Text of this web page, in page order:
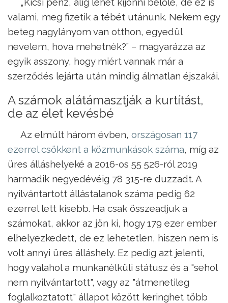
valami, meg fizetik a tébét utánunk. Nekem egy
beteg nagylányom van otthon, egyedül
nevelem, hova mehetnék?” – magyarázza az
egyik asszony, hogy miért vannak már a
szerződés lejárta után mindig álmatlan éjszakái.
A számok alátámasztják a kurtítást,
de az élet kevésbé
Az elmúlt három évben, országosan 117
ezerrel csökkent a közmunkások száma, míg az
üres álláshelyeké a 2016-os 55 526-ról 2019
harmadik negyedévéig 78 315-re duzzadt. A
nyilvántartott állástalanok száma pedig 62
ezerrel lett kisebb. Ha csak összeadjuk a
számokat, akkor az jön ki, hogy 179 ezer ember
elhelyezkedett, de ez lehetetlen, hiszen nem is
volt annyi üres álláshely. Ez pedig azt jelenti,
hogy valahol a munkanélküli státusz és a "sehol
nem nyilvántartott", vagy az "átmenetileg
foglalkoztatott" állapot között keringhet több